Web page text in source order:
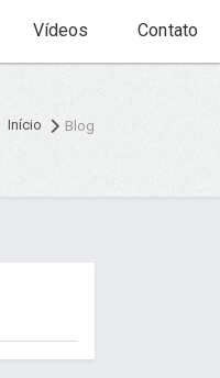
Vídeos Contato
Início Blog